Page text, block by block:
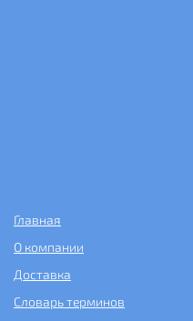
Главная
О компании
Доставка
Словарь терминов